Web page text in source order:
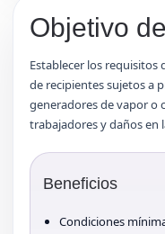
Objetivo
Establecer los
de recipientes sujetos a
generadores de vapor o
trabajadores y daños en
Beneficios
Condiciones